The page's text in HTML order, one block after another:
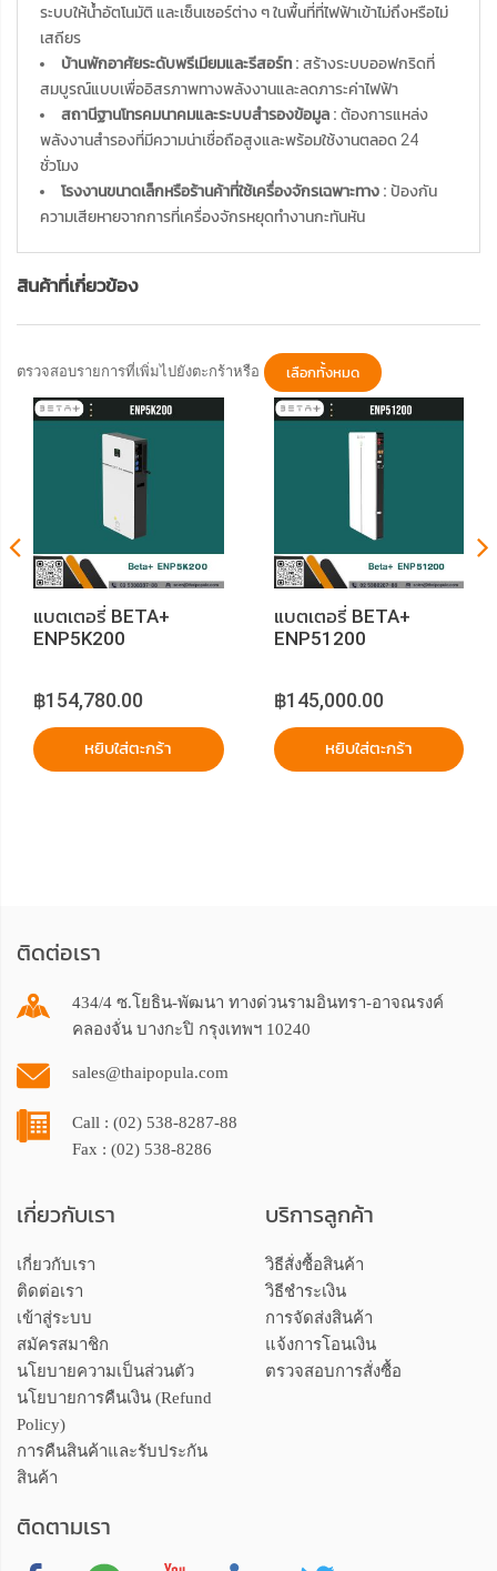
ระบบให้น้ำอัตโนมัติ และเซ็นเซอร์ต่าง ๆ ในพื้นที่ที่ไฟฟ้าเข้าไม่ถึงหรือไม่
เสถียร
บ้านพักอาศัยระดับพรีเมียมและรีสอร์ท : สร้างระบบออฟกริดที่
สมบูรณ์แบบเพื่ออิสรภาพทางพลังงานและลดภาระค่าไฟฟ้า
สถานีฐานโทรคมนาคมและระบบสำรองข้อมูล : ต้องการแหล่ง
พลังงานสำรองที่มีความน่าเชื่อถือสูงและพร้อมใช้งานตลอด 24
ชั่วโมง
โรงงานขนาดเล็กหรือร้านค้าที่ใช้เครื่องจักรเฉพาะทาง : ป้องกัน
ความเสียหายจากการที่เครื่องจักรหยุดทำงานกะทันหัน
สินค้าที่เกี่ยวข้อง
ตรวจสอบรายการที่เพิ่มไปยังตะกร้าหรือ เลือกทั้งหมด
แบตเตอรี่ BETA+
ENP5K200
฿154,780.00
หยิบใส่ตะกร้า
แบตเตอรี่ BETA+
ENP51200
฿145,000.00
หยิบใส่ตะกร้า
ติดต่อเรา
434/4 ซ.โยธิน-พัฒนา ทางด่วนรามอินทรา-อาจณรงค์
คลองจั่น บางกะปิ กรุงเทพฯ 10240
sales@thaipopula.com
Call : (02) 538-8287-88
Fax : (02) 538-8286
เกี่ยวกับเรา
เกี่ยวกับเรา
ติดต่อเรา
เข้าสู่ระบบ
สมัครสมาชิก
นโยบายความเป็นส่วนตัว
นโยบายการคืนเงิน (Refund
Policy)
การคืนสินค้าและรับประกัน
สินค้า
บริการลูกค้า
วิธีสั่งซื้อสินค้า
วิธีชำระเงิน
การจัดส่งสินค้า
แจ้งการโอนเงิน
ตรวจสอบการสั่งซื้อ
ติดตามเรา